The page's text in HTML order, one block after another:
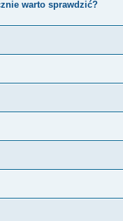
warto sprawdzić?